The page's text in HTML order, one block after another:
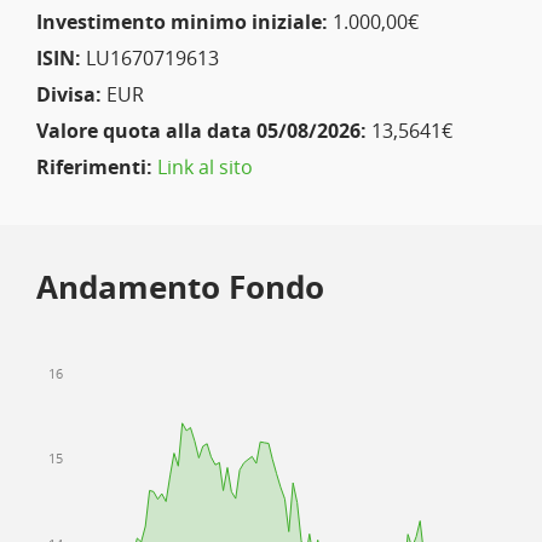
Investimento minimo iniziale: 1.000,00€
ISIN: LU1670719613
Divisa: EUR
Valore quota alla data 05/08/2026: 13,5641€
Riferimenti: Link al sito
Andamento Fondo
15
16